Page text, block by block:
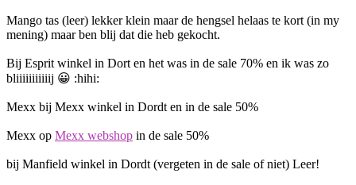
Mango tas (leer) lekker klein maar de hengsel helaas te kort (in my
mening) maar ben blij dat die heb gekocht.
Bij Esprit winkel in Dort en het was in de sale 70% en ik was zo
bliiiiiiiiiiij 😀 :hihi:
Mexx bij Mexx winkel in Dordt en in de sale 50%
Mexx op Mexx webshop in de sale 50%
bij Manfield winkel in Dordt (vergeten in de sale of niet) Leer!